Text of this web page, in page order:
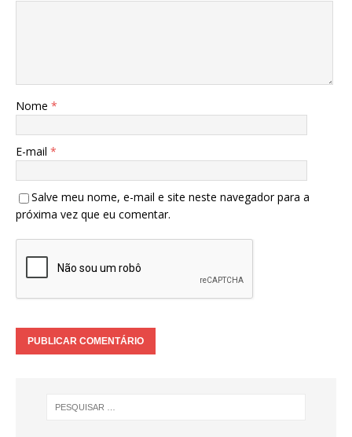
Nome *
E-mail *
Salve meu nome, e-mail e site neste navegador para a
próxima vez que eu comentar.